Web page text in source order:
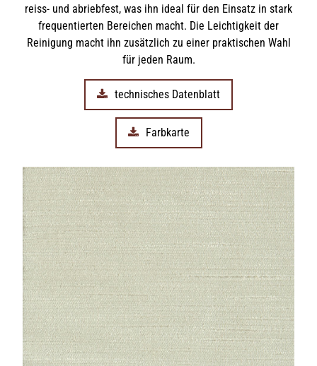
reiss- und abriebfest, was ihn ideal für den Einsatz in stark
frequentierten Bereichen macht. Die Leichtigkeit der
Reinigung macht ihn zusätzlich zu einer praktischen Wahl
für jeden Raum.
technisches Datenblatt
Farbkarte